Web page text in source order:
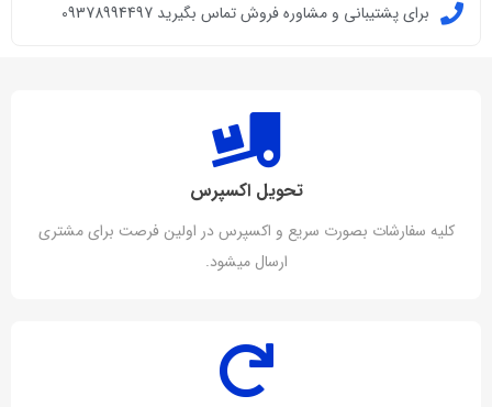
برای پشتیبانی و مشاوره فروش تماس بگیرید 09378994497
تحویل اکسپرس
کلیه سفارشات بصورت سریع و اکسپرس در اولین فرصت برای مشتری
ارسال میشود.